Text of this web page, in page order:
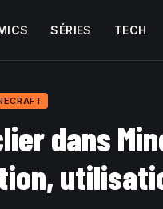
SÉRIES TECH
dans